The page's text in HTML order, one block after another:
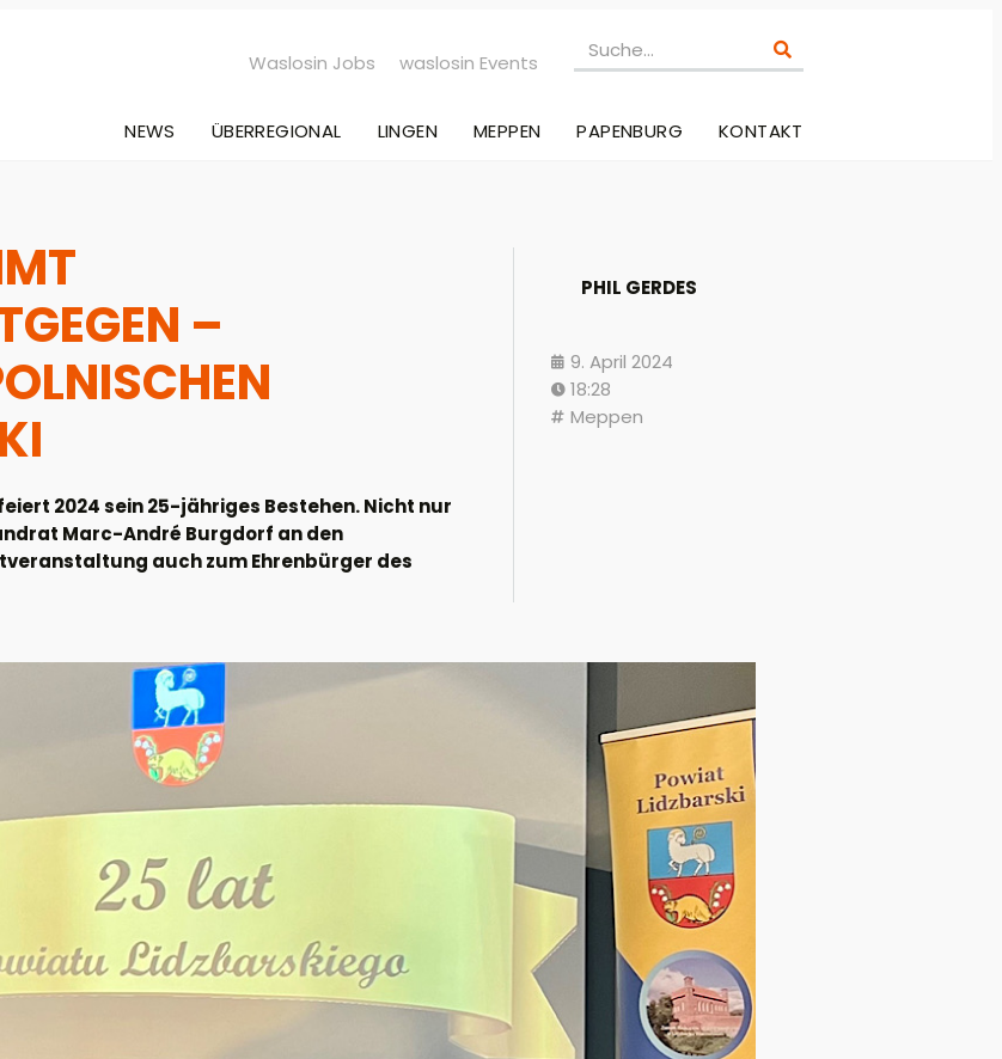
Waslosin Jobs waslosin Events
NEWS ÜBERREGIONAL LINGEN MEPPEN PAPENBURG KONTAKT
–
2024 sein 25-jähriges Bestehen. Nicht nur
Marc-André Burgdorf an den
auch zum Ehrenbürger des
PHIL GERDES
9. April 2024
18:28
Meppen